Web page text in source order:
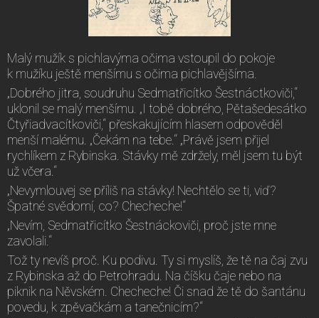
Malý mužík s pichlavýma očima vstoupil do pokoje
k mužíku ještě menšímu s očima pichlavějšíma.
„Dobrého jitra, soudruhu Sedmatřicítko Šestnáctkoviči,“
uklonil se malý menšímu. „I tobě dobrého, Pětašedesátko
Čtyřiadvacítkoviči,“ přeskakujícím hlasem odpověděl
menší malému. „Čekám na tebe.“ „Právě jsem přijel
rychlíkem z Rybinska. Stávky mě zdržely, měl jsem tu být
už včera.“
„Nevymlouvej se příliš na stávky! Nechtělo se ti, viď?
Špatné svědomí, co? Checheche!“
„Nevím, Sedmatřicítko Šestnáckoviči, proč jste mne
zavolali.“
Tož ty nevíš proč. Ku podivu. Ty si myslíš, že tě na čaj zvu
z Rybinska až do Petrohradu. Na číšku čaje nebo na
piknik na Něvském. Checheche! Či snad že tě do šantánu
povedu, k zpěvačkám a tanečnicím?“